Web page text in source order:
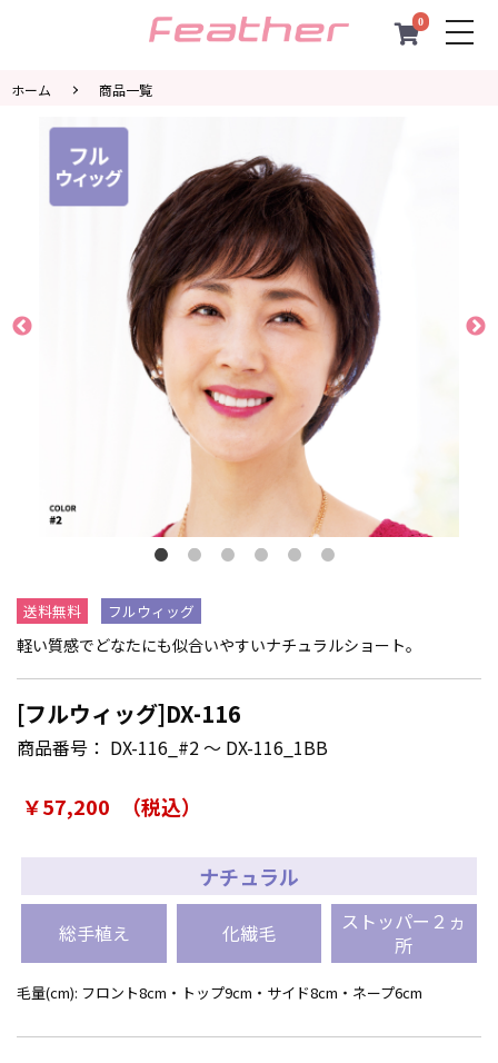
0
ホーム 商品一覧
送料無料 フルウィッグ
軽い質感でどなたにも似合いやすいナチュラルショート。
[フルウィッグ]DX-116
商品番号： DX-116_#2 ～ DX-116_1BB
￥57,200 （税込）
ナチュラル
総手植え 化繊毛
ストッパー２ヵ
所
毛量(cm): フロント8cm・トップ9cm・サイド8cm・ネープ6cm